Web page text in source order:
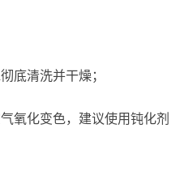
底清洗并干燥；
氧化变色，建议使用钝化剂